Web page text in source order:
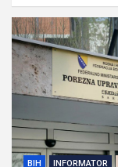
BIH INFORMATOR